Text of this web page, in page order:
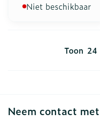
Niet beschikbaar
Toon
Neem contact